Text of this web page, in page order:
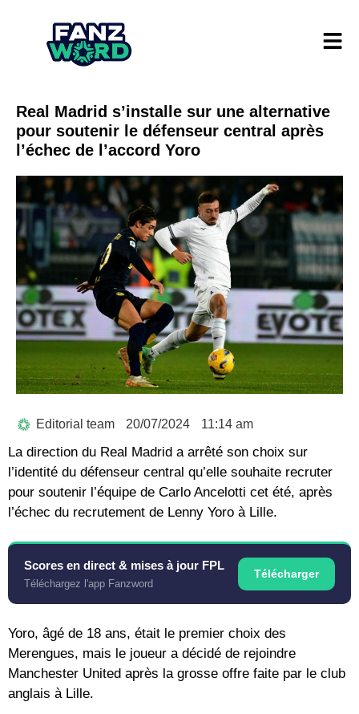
Real Madrid s’installe sur une alternative
pour soutenir le défenseur central après
l’échec de l’accord Yoro
Editorial team 20/07/2024 11:14 am
La direction du Real Madrid a arrêté son choix sur
l’identité du défenseur central qu’elle souhaite recruter
pour soutenir l’équipe de Carlo Ancelotti cet été, après
l’échec du recrutement de Lenny Yoro à Lille.
Scores en direct & mises à jour FPL
Téléchargez l'app Fanzword
Télécharger
Yoro, âgé de 18 ans, était le premier choix des
Merengues, mais le joueur a décidé de rejoindre
Manchester United après la grosse offre faite par le club
anglais à Lille.